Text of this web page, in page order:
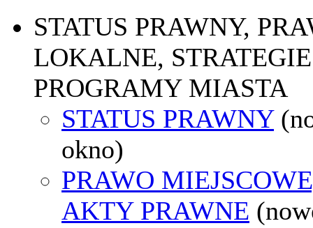
STATUS PRAWNY,
LOKALNE,
PROGRAMY MIASTA
STATUS PRAWNY
okno)
PRAWO
AKTY PRAWNE